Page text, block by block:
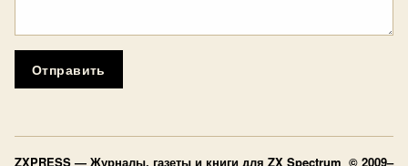
Отправить
ZXPRESS — Журналы, газеты и книги для ZX Spectrum © 2009–